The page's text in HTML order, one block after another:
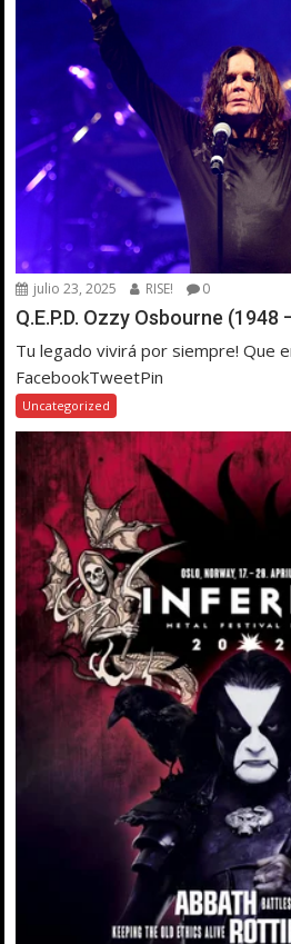
julio 23, 2025 RISE! 0
Q.E.P.D. Ozzy Osbourne (1948
Tu legado vivirá por siempre! Que
FacebookTweetPin
Uncategorized